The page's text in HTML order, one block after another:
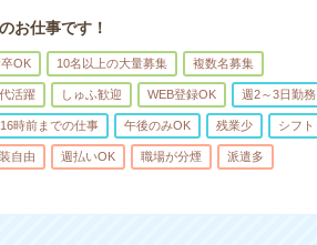
お仕事です！
OK 10名以上の大量募集 複数名募集
活躍 しゅふ歓迎 WEB登録OK 週2～3日勤務
16時前までの仕事 午後のみOK 残業少 シフト
自由 週払いOK 職場が分煙 派遣多